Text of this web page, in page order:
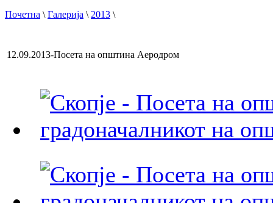
Почетна \Галерија \2013 \
12.09.2013-Посета на општина Аеродром